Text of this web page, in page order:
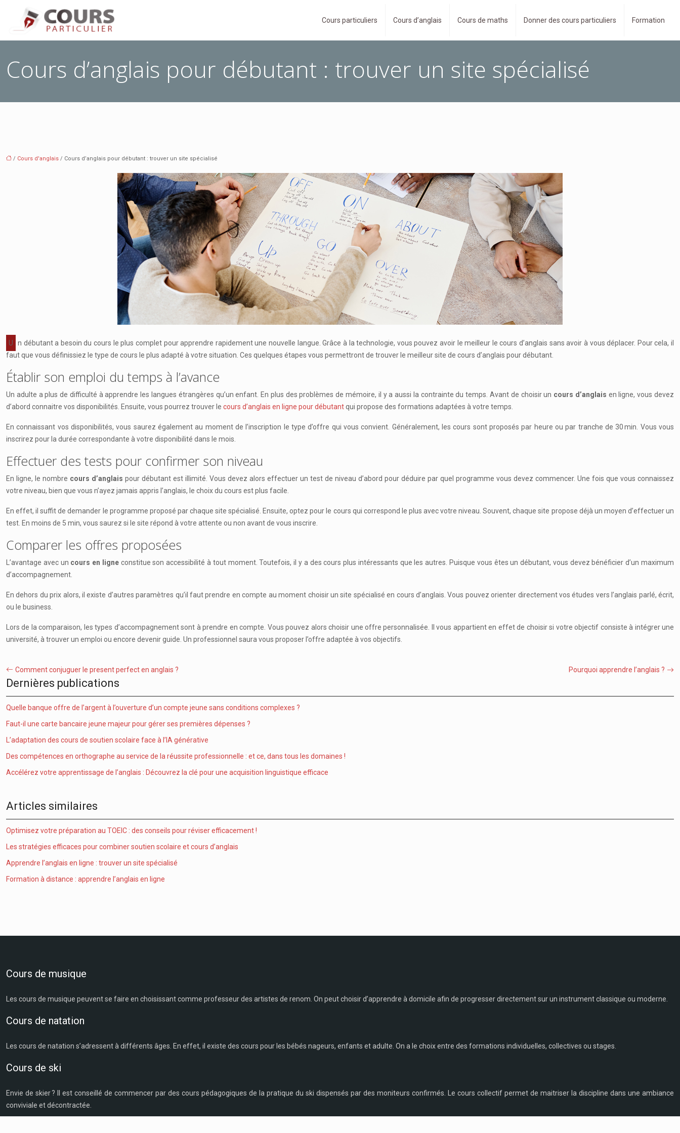
Cours particuliers Cours d’anglais Cours de maths Donner des cours particuliers Formation
Cours d’anglais pour débutant : trouver un site spécialisé
/ Cours d'anglais / Cours d’anglais pour débutant : trouver un site spécialisé
Un débutant a besoin du cours le plus complet pour apprendre rapidement une nouvelle langue. Grâce à la technologie, vous pouvez avoir le meilleur le cours d’anglais sans avoir à vous déplacer. Pour cela, il
faut que vous définissiez le type de cours le plus adapté à votre situation. Ces quelques étapes vous permettront de trouver le meilleur site de cours d’anglais pour débutant.
Établir son emploi du temps à l’avance
Un adulte a plus de difficulté à apprendre les langues étrangères qu’un enfant. En plus des problèmes de mémoire, il y a aussi la contrainte du temps. Avant de choisir un cours d’anglais en ligne, vous devez
d’abord connaitre vos disponibilités. Ensuite, vous pourrez trouver le cours d’anglais en ligne pour débutantqui propose des formations adaptées à votre temps.
En connaissant vos disponibilités, vous saurez également au moment de l’inscription le type d’offre qui vous convient. Généralement, les cours sont proposés par heure ou par tranche de 30 min. Vous vous
inscrirez pour la durée correspondante à votre disponibilité dans le mois.
Effectuer des tests pour confirmer son niveau
En ligne, le nombre cours d’anglais pour débutant est illimité. Vous devez alors effectuer un test de niveau d’abord pour déduire par quel programme vous devez commencer. Une fois que vous connaissez
votre niveau, bien que vous n’ayez jamais appris l’anglais, le choix du cours est plus facile.
En effet, il suffit de demander le programme proposé par chaque site spécialisé. Ensuite, optez pour le cours qui correspond le plus avec votre niveau. Souvent, chaque site propose déjà un moyen d’effectuer un
test. En moins de 5 min, vous saurez si le site répond à votre attente ou non avant de vous inscrire.
Comparer les offres proposées
L’avantage avec un cours en ligneconstitue son accessibilité à tout moment. Toutefois, il y a des cours plus intéressants que les autres. Puisque vous êtes un débutant, vous devez bénéficier d’un maximum
d’accompagnement.
En dehors du prix alors, il existe d’autres paramètres qu’il faut prendre en compte au moment choisir un site spécialisé en cours d’anglais. Vous pouvez orienter directement vos études vers l’anglais parlé, écrit,
ou le business.
Lors de la comparaison, les types d’accompagnement sont à prendre en compte. Vous pouvez alors choisir une offre personnalisée. Il vous appartient en effet de choisir si votre objectif consiste à intégrer une
université, à trouver un emploi ou encore devenir guide. Un professionnel saura vous proposer l’offre adaptée à vos objectifs.
Comment conjuguer le present perfect en anglais ? Pourquoi apprendre l’anglais ?
Dernières publications
Quelle banque offre de l’argent à l’ouverture d’un compte jeune sans conditions complexes ?
Faut-il une carte bancaire jeune majeur pour gérer ses premières dépenses ?
L’adaptation des cours de soutien scolaire face à l’IA générative
Des compétences en orthographe au service de la réussite professionnelle : et ce, dans tous les domaines !
Accélérez votre apprentissage de l’anglais : Découvrez la clé pour une acquisition linguistique efficace
Articles similaires
Optimisez votre préparation au TOEIC : des conseils pour réviser efficacement !
Les stratégies efficaces pour combiner soutien scolaire et cours d’anglais
Apprendre l’anglais en ligne : trouver un site spécialisé
Formation à distance : apprendre l’anglais en ligne
Cours de musique
Les cours de musique peuvent se faire en choisissant comme professeur des artistes de renom. On peut choisir d’apprendre à domicile afin de progresser directement sur un instrument classique ou moderne.
Cours de natation
Les cours de natation s’adressent à différents âges. En effet, il existe des cours pour les bébés nageurs, enfants et adulte. On a le choix entre des formations individuelles, collectives ou stages.
Cours de ski
Envie de skier ? Il est conseillé de commencer par des cours pédagogiques de la pratique du ski dispensés par des moniteurs confirmés. Le cours collectif permet de maitriser la discipline dans une ambiance
conviviale et décontractée.